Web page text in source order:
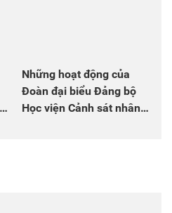
Những hoạt động của
Đoàn đại biểu Đảng bộ
Học viện Cảnh sát nhân